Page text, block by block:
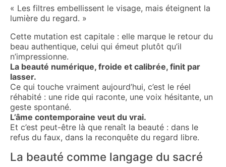
« Les filtres embellissent le visage, mais éteignent la
lumière du regard. »
Cette mutation est capitale : elle marque le retour du
beau authentique, celui qui émeut plutôt qu’il
n’impressionne.
La beauté numérique, froide et calibrée, finit par
lasser.
Ce qui touche vraiment aujourd’hui, c’est le réel
réhabité : une ride qui raconte, une voix hésitante, un
geste spontané.
L’âme contemporaine veut du vrai.
Et c’est peut-être là que renaît la beauté : dans le
refus du faux, dans la reconquête du regard libre.
La beauté comme langage du sacré